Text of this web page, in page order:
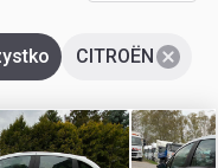
CITROËN